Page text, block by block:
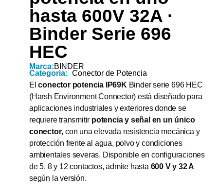
hasta 600V 32A ·
Binder Serie 696
HEC
Marca:BINDER
Categoria: Conector de Potencia
Elconector potencia IP69K Binder serie 696 HEC
(Harsh Environment Connector) está diseñado para
aplicaciones industriales y exteriores donde se
requiere transmitir potencia y señal en un único
conector, con una elevada resistencia mecánica y
protección frente al agua, polvo y condiciones
ambientales severas. Disponible en configuraciones
de 5, 8 y 12 contactos, admite hasta 600 V y 32 A
según la versión.